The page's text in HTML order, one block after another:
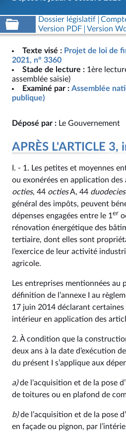
4 octobre 2020
7 octobre 2020
7 octobre 2020
7 octobre 2020
8 octobre 2020
8 octobre 2020
8 octobre 2020
8 octobre 2020
8 octobre 2020
8 octobre 2020
8 octobre 2020
8 octobre 2020
8 octobre 2020
Dossier législatif
Version PDF
Version
Texte visé : Projet de loi de
2021, n° 3360
Stade de lecture : 1ère
assemblée saisie)
Examiné par : Assemblée
publique)
Déposé par : Le Gouvernement
APRÈS L'ARTICLE
I. - 1. Les petites et moyennes
ou exonérées en application des
octies, 44 octiesA, 44
général des impôts, peuvent
dépenses engagées entre le 1 er
rénovation énergétique des
tertiaire, dont elles sont
l’exercice de leur activité
agricole.
Les entreprises mentionnées
définition de l’annexe I au
17 juin 2014 déclarant certaines
intérieur en application des
2. À condition que la
deux ans à la date d’exécution
du présent I s’applique aux
a)de l’acquisition et de la pose
de toitures ou en plafond de
b)de l’acquisition et de la pose
en façade ou pignon, par